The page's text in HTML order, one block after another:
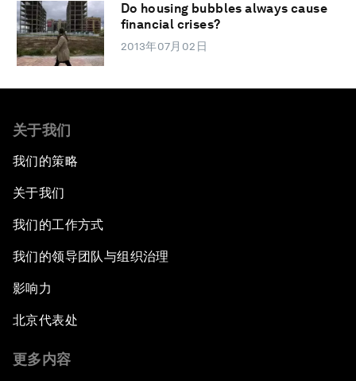
Do housing bubbles always cause
financial crises?
2013年07月02日
关于我们
我们的策略
关于我们
我们的工作方式
我们的领导团队与组织治理
影响力
北京代表处
更多内容